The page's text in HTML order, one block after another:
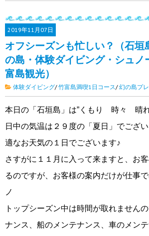
2019年11月07日
オフシーズンも忙しい？（石垣
の島・体験ダイビング・シュノ
富島観光）
体験ダイビング/ 竹富島満喫1日コース/ 幻の島プ
本日の「石垣島」は”くもり 時々 晴れ
日中の気温は２９度の「夏日」でござ
適なお天気の１日でございます♪
さすがに１１月に入って来ますと、お
るのですが、お客様の案内だけが仕事
ノ
トップシーズン中は時間が取れません
ナンス、船のメンテナンス、車のメンテ